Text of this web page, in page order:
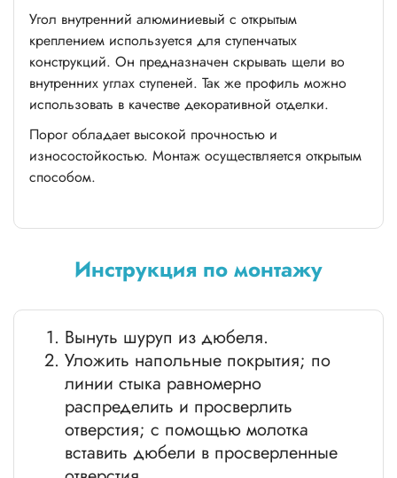
Угол внутренний алюминиевый с открытым
креплением используется для ступенчатых
конструкций. Он предназначен скрывать щели во
внутренних углах ступеней. Так же профиль можно
использовать в качестве декоративной отделки.
Порог обладает высокой прочностью и
износостойкостью. Монтаж осуществляется открытым
способом.
Инструкция по монтажу
Вынуть шуруп из дюбеля.
Уложить напольные покрытия; по
линии стыка равномерно
распределить и просверлить
отверстия; с помощью молотка
вставить дюбели в просверленные